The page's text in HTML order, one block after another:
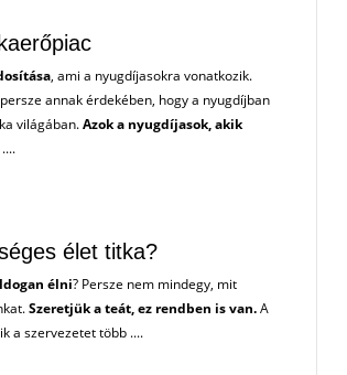
, ami a nyugdíjasokra vonatkozik.
annak érdekében, hogy a nyugdíjban
világában.Azok a nyugdíjasok, akik
élet titka?
élni? Persze nem mindegy, mit
Szeretjük a teát, ez rendben is van.A
a szervezetet több ....